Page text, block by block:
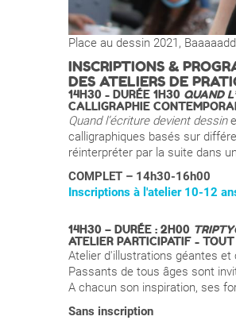
Place au dessin 2021,
INSCRIPTIONS &
DES ATELIERS DE
14H30 - DURÉE 1H30 QUAND
CALLIGRAPHIE
Quand l’écriture devient dessin
calligraphiques basés sur
réinterpréter par la suite dans
COMPLET – 14h30-16h00
Inscriptions à l'atelier 10-12
14H30 – DURÉE : 2H00
ATELIER PARTICIPATIF -
Atelier d'illustrations géantes et
Passants de tous âges sont
A chacun son inspiration, ses
Sans inscription